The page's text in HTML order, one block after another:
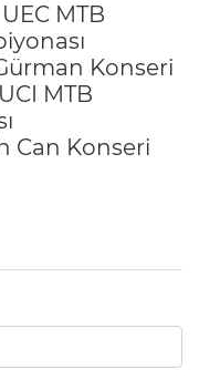
MTB
Konseri
MTB
Can Konseri